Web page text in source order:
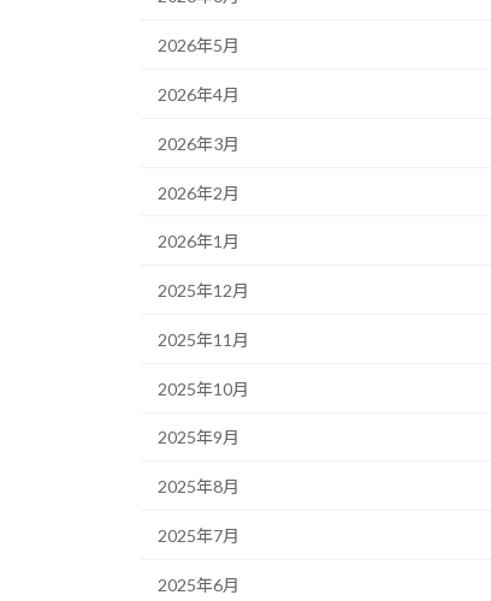
2026年5月
2026年4月
2026年3月
2026年2月
2026年1月
2025年12月
2025年11月
2025年10月
2025年9月
2025年8月
2025年7月
2025年6月